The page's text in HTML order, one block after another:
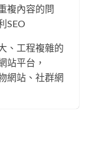
複內容的問
SEO
、工程複雜的
站平台，
網站、社群網